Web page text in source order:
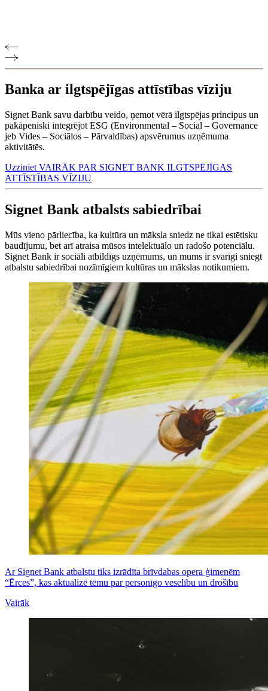
Banka ar ilgtspējīgas attīstības vīziju
Signet Bank savu darbību veido, ņemot vērā ilgtspējas principus un
pakāpeniski integrējot ESG (Environmental – Social – Governance
jeb Vides – Sociālos – Pārvaldības) apsvērumus uzņēmuma
aktivitātēs.
Uzziniet VAIRĀK PAR SIGNET BANK ILGTSPĒJĪGAS
ATTĪSTĪBAS VĪZIJU
Signet Bank atbalsts sabiedrībai
Mūs vieno pārliecība, ka kultūra un māksla sniedz ne tikai estētisku
baudījumu, bet arī atraisa mūsos intelektuālo un radošo potenciālu.
Signet Bank ir sociāli atbildīgs uzņēmums, un mums ir svarīgi sniegt
atbalstu sabiedrībai nozīmīgiem kultūras un mākslas notikumiem.
Ar Signet Bank atbalstu tiks izrādīta brīvdabas opera ģimenēm
“Ērces”, kas aktualizē tēmu par personīgo veselību un drošību
Vairāk